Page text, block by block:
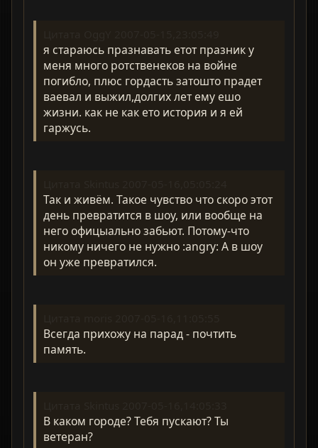
я стараюсь празнавать етот празник у
меня много ротственеков на войне
погибло, плюс гордасть затошто прадет
ваевал и выжил,долгих лет ему ешо
жизни. как не как ето история и я ей
гаржусь.
Так и живём. Такое чувство что скоро этот
день превратится в шоу, или вообще на
него офицыально забьют. Потому-что
никому ничего не нужно :angry: А в шоу
он уже превратился.
Всегда прихожу на парад - почтить
память.
В каком городе? Тебя пускают? Ты
ветеран?